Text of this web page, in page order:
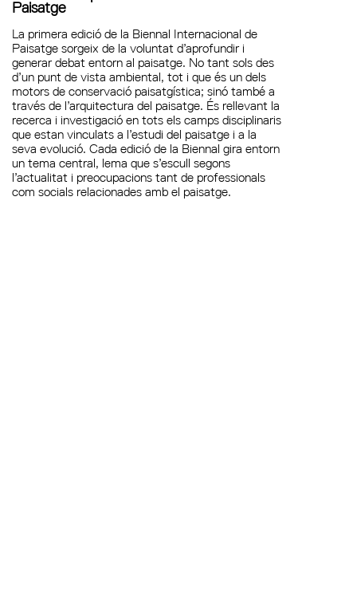
Paisatge
La primera edició de la Biennal Internacional de
Paisatge sorgeix de la voluntat d’aprofundir i
generar debat entorn al paisatge. No tant sols des
d’un punt de vista ambiental, tot i que és un dels
motors de conservació paisatgística; sinó també a
través de l’arquitectura del paisatge. És rellevant la
recerca i investigació en tots els camps disciplinaris
que estan vinculats a l’estudi del paisatge i a la
seva evolució. Cada edició de la Biennal gira entorn
un tema central, lema que s’escull segons
l’actualitat i preocupacions tant de professionals
com socials relacionades amb el paisatge.